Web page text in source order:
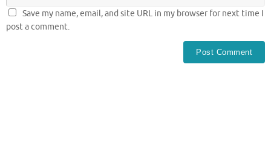
Save my name, email, and site URL in my browser for next time I
post a comment.